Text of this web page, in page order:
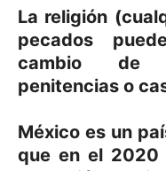
La religión
pecados
cambio de
penitencias o
México es un
que en el